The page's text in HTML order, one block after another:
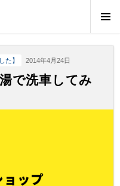
た】 2014年4月24日
で洗車してみ